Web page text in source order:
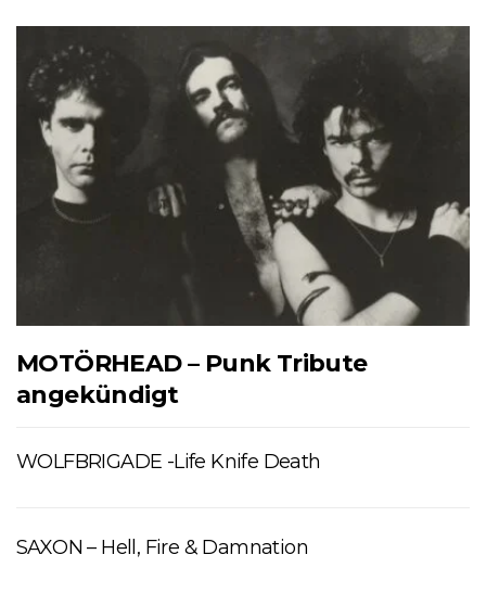
MOTÖRHEAD – Punk Tribute
angekündigt
WOLFBRIGADE -Life Knife Death
SAXON – Hell, Fire & Damnation